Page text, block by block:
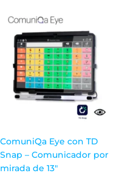
ComuniQa Eye con TD
Snap – Comunicador por
mirada de 13″